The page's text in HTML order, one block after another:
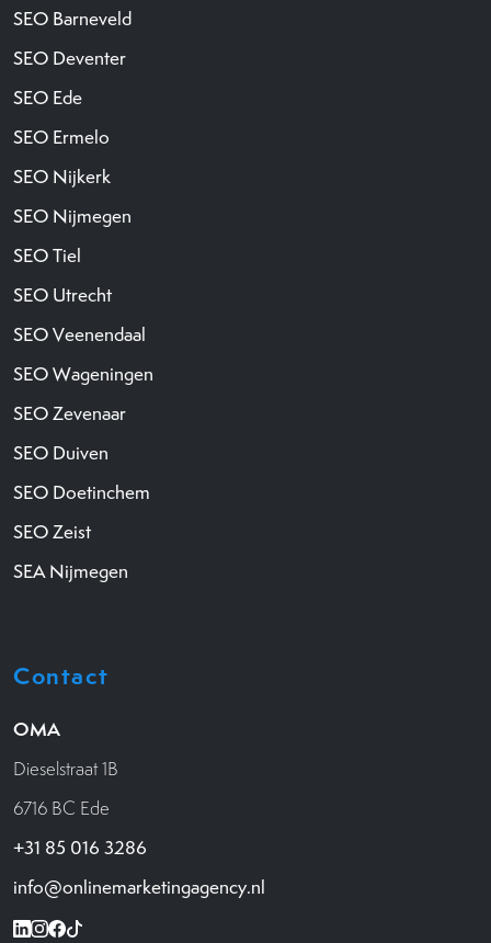
SEO Barneveld
SEO Deventer
SEO Ede
SEO Ermelo
SEO Nijkerk
SEO Nijmegen
SEO Tiel
SEO Utrecht
SEO Veenendaal
SEO Wageningen
SEO Zevenaar
SEO Duiven
SEO Doetinchem
SEO Zeist
SEA Nijmegen
Contact
OMA
Dieselstraat 1B
6716 BC Ede
+31 85 016 3286
info@onlinemarketingagency.nl